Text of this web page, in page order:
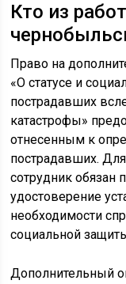
Кто из
Право на
«О статусе и
пострадавших
катастрофы»
отнесенным к
пострадавших.
сотрудник обязан
удостоверение
необходимости
социальной
Дополнительный